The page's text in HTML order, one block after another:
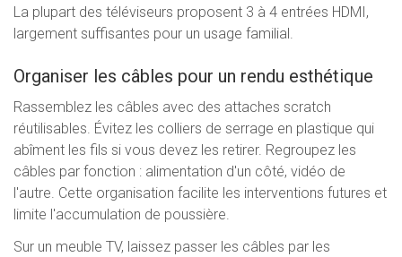
La plupart des téléviseurs proposent 3 à 4 entrées HDMI,
largement suffisantes pour un usage familial.
Organiser les câbles pour un rendu esthétique
Rassemblez les câbles avec des attaches scratch
réutilisables. Évitez les colliers de serrage en plastique qui
abîment les fils si vous devez les retirer. Regroupez les
câbles par fonction : alimentation d'un côté, vidéo de
l'autre. Cette organisation facilite les interventions futures et
limite l'accumulation de poussière.
Sur un meuble TV, laissez passer les câbles par les